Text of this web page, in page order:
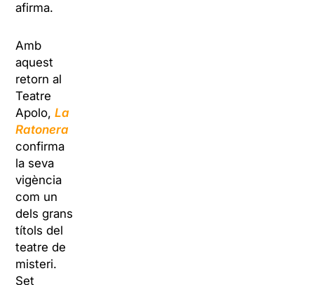
afirma.
Amb
aquest
retorn al
Teatre
Apolo,La
Ratonera
confirma
la seva
vigència
com un
dels grans
títols del
teatre de
misteri.
Set